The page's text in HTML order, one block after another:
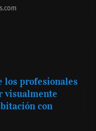
los profesionales
visualmente
con